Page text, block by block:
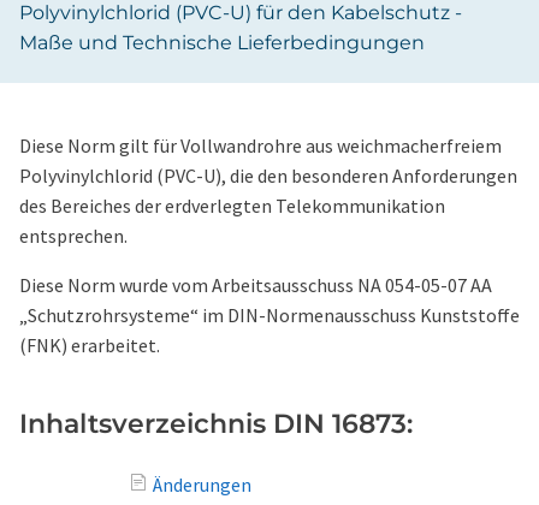
Polyvinylchlorid (PVC-U) für den Kabelschutz -
Maße und Technische Lieferbedingungen
Diese Norm gilt für Vollwandrohre aus weichmacherfreiem
Polyvinylchlorid (PVC-U), die den besonderen Anforderungen
des Bereiches der erdverlegten Telekommunikation
entsprechen.
Diese Norm wurde vom Arbeitsausschuss NA 054-05-07 AA
„Schutzrohrsysteme“ im DIN-Normenausschuss Kunststoffe
(FNK) erarbeitet.
Inhaltsverzeichnis DIN 16873:
Änderungen